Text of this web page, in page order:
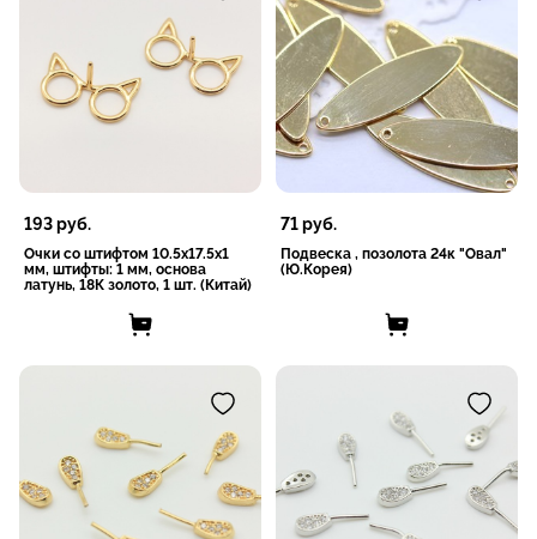
193руб.
Очки со штифтом 10.5x17.5x1
мм, штифты: 1 мм, основа
латунь, 18К золото, 1 шт. (Китай)
71руб.
Подвеска , позолота 24к "Овал"
(Ю.Корея)